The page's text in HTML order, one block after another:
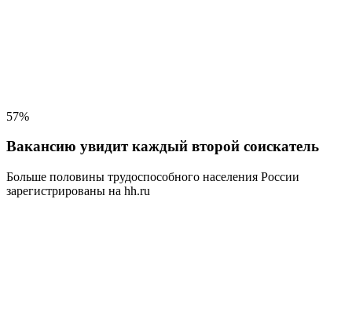
57%
Вакансию увидит каждый второй соискатель
Больше половины трудоспособного населения России
зарегистрированы на hh.ru